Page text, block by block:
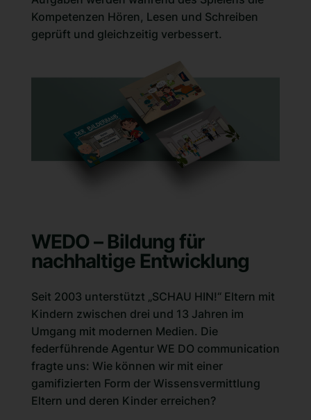
Kompetenzen Hören, Lesen und Schreiben
geprüft und gleichzeitig verbessert.
WEDO – Bildung für
nachhaltige Entwicklung
Seit 2003 unterstützt „SCHAU HIN!“ Eltern mit
Kindern zwischen drei und 13 Jahren im
Umgang mit modernen Medien. Die
federführende Agentur WE DO communication
fragte uns: Wie können wir mit einer
gamifizierten Form der Wissensvermittlung
Eltern und deren Kinder erreichen?